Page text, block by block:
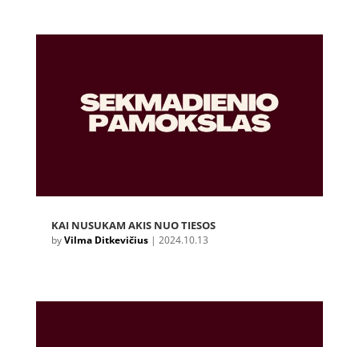
KAI NUSUKAM AKIS NUO TIESOS
byVilma Ditkevičius| 2024.10.13